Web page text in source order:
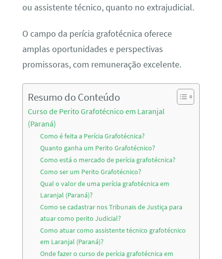
ou assistente técnico, quanto no extrajudicial.
O campo da perícia grafotécnica oferece
amplas oportunidades e perspectivas
promissoras, com remuneração excelente.
Resumo do Conteúdo
Curso de Perito Grafotécnico em Laranjal
(Paraná)
Como é feita a Perícia Grafotécnica?
Quanto ganha um Perito Grafotécnico?
Como está o mercado de perícia grafotécnica?
Como ser um Perito Grafotécnico?
Qual o valor de uma perícia grafotécnica em
Laranjal (Paraná)?
Como se cadastrar nos Tribunais de Justiça para
atuar como perito Judicial?
Como atuar como assistente técnico grafotécnico
em Laranjal (Paraná)?
Onde fazer o curso de perícia grafotécnica em